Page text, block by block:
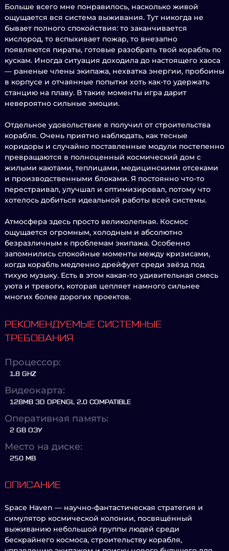
Больше всего мне понравилось, насколько живой
ощущается вся система выживания. Тут никогда не
бывает полного спокойствия: то заканчивается
кислород, то вспыхивает пожар, то внезапно
появляются пираты, готовые разобрать твой корабль по
кускам. Иногда ситуация доходила до настоящего хаоса
— раненые члены экипажа, нехватка энергии, пробоины
в корпусе и отчаянные попытки хоть как-то удержать
станцию на плаву. В такие моменты игра дарит
невероятно сильные эмоции.
Отдельное удовольствие я получил от строительства
корабля. Очень приятно наблюдать, как тесные
коридоры и случайно поставленные модули постепенно
превращаются в полноценный космический дом с
жилыми каютами, теплицами, медицинскими отсеками
и производственными блоками. Я постоянно что-то
перестраивал, улучшал и оптимизировал, потому что
хотелось добиться идеальной работы всей системы.
Атмосфера здесь просто великолепная. Космос
ощущается огромным, холодным и абсолютно
безразличным к проблемам экипажа. Особенно
запомнились спокойные моменты между кризисами,
когда корабль медленно дрейфует среди звёзд под
тихую музыку. Есть в этом какая-то удивительная смесь
уюта и тревоги, которая цепляет намного сильнее
многих более дорогих проектов.
РЕКОМЕНДУЕМЫЕ СИСТЕМНЫЕ
ТРЕБОВАНИЯ
Процессор:
1.8 GHZ
Видеокарта:
128MB 3D OPENGL 2.0 COMPATIBLE
Оперативная память:
2 GB ОЗУ
Место на диске:
250 MB
ОПИСАНИЕ
Space Haven — научно-фантастическая стратегия и
симулятор космической колонии, посвящённый
выживанию небольшой группы людей среди
бескрайнего космоса, строительству корабля,